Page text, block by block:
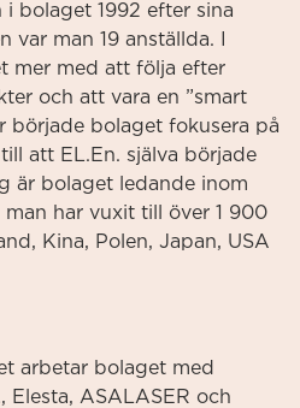
bolaget 1992 efter sina
man 19 anställda. I
mer med att följa efter
och att vara en ”smart
började bolaget fokusera på
att EL.En. själva började
är bolaget ledande inom
man har vuxit till över 1 900
Kina, Polen, Japan, USA
arbetar bolaget med
Elesta, ASALASER och